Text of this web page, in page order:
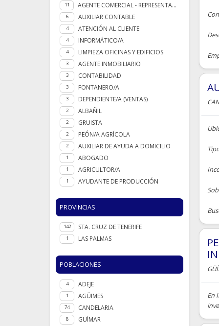
11 AGENTE COMERCIAL - REPRESENTANTE
6 AUXILIAR CONTABLE
4 ATENCIÓN AL CLIENTE
4 INFORMÁTICO/A
4 LIMPIEZA OFICINAS Y EDIFICIOS
3 AGENTE INMOBILIARIO
3 CONTABILIDAD
3 FONTANERO/A
3 DEPENDIENTE/A (VENTAS)
2 ALBAÑIL
2 GRUISTA
2 PEÓN/A AGRÍCOLA
2 AUXILIAR DE AYUDA A DOMICILIO
1 ABOGADO
1 AGRICULTOR/A
1 AYUDANTE DE PRODUCCIÓN
PROVINCIAS
142 STA. CRUZ DE TENERIFE
1 LAS PALMAS
POBLACIONES
4 ADEJE
1 AGÜIMES
74 CANDELARIA
8 GÜÍMAR
En